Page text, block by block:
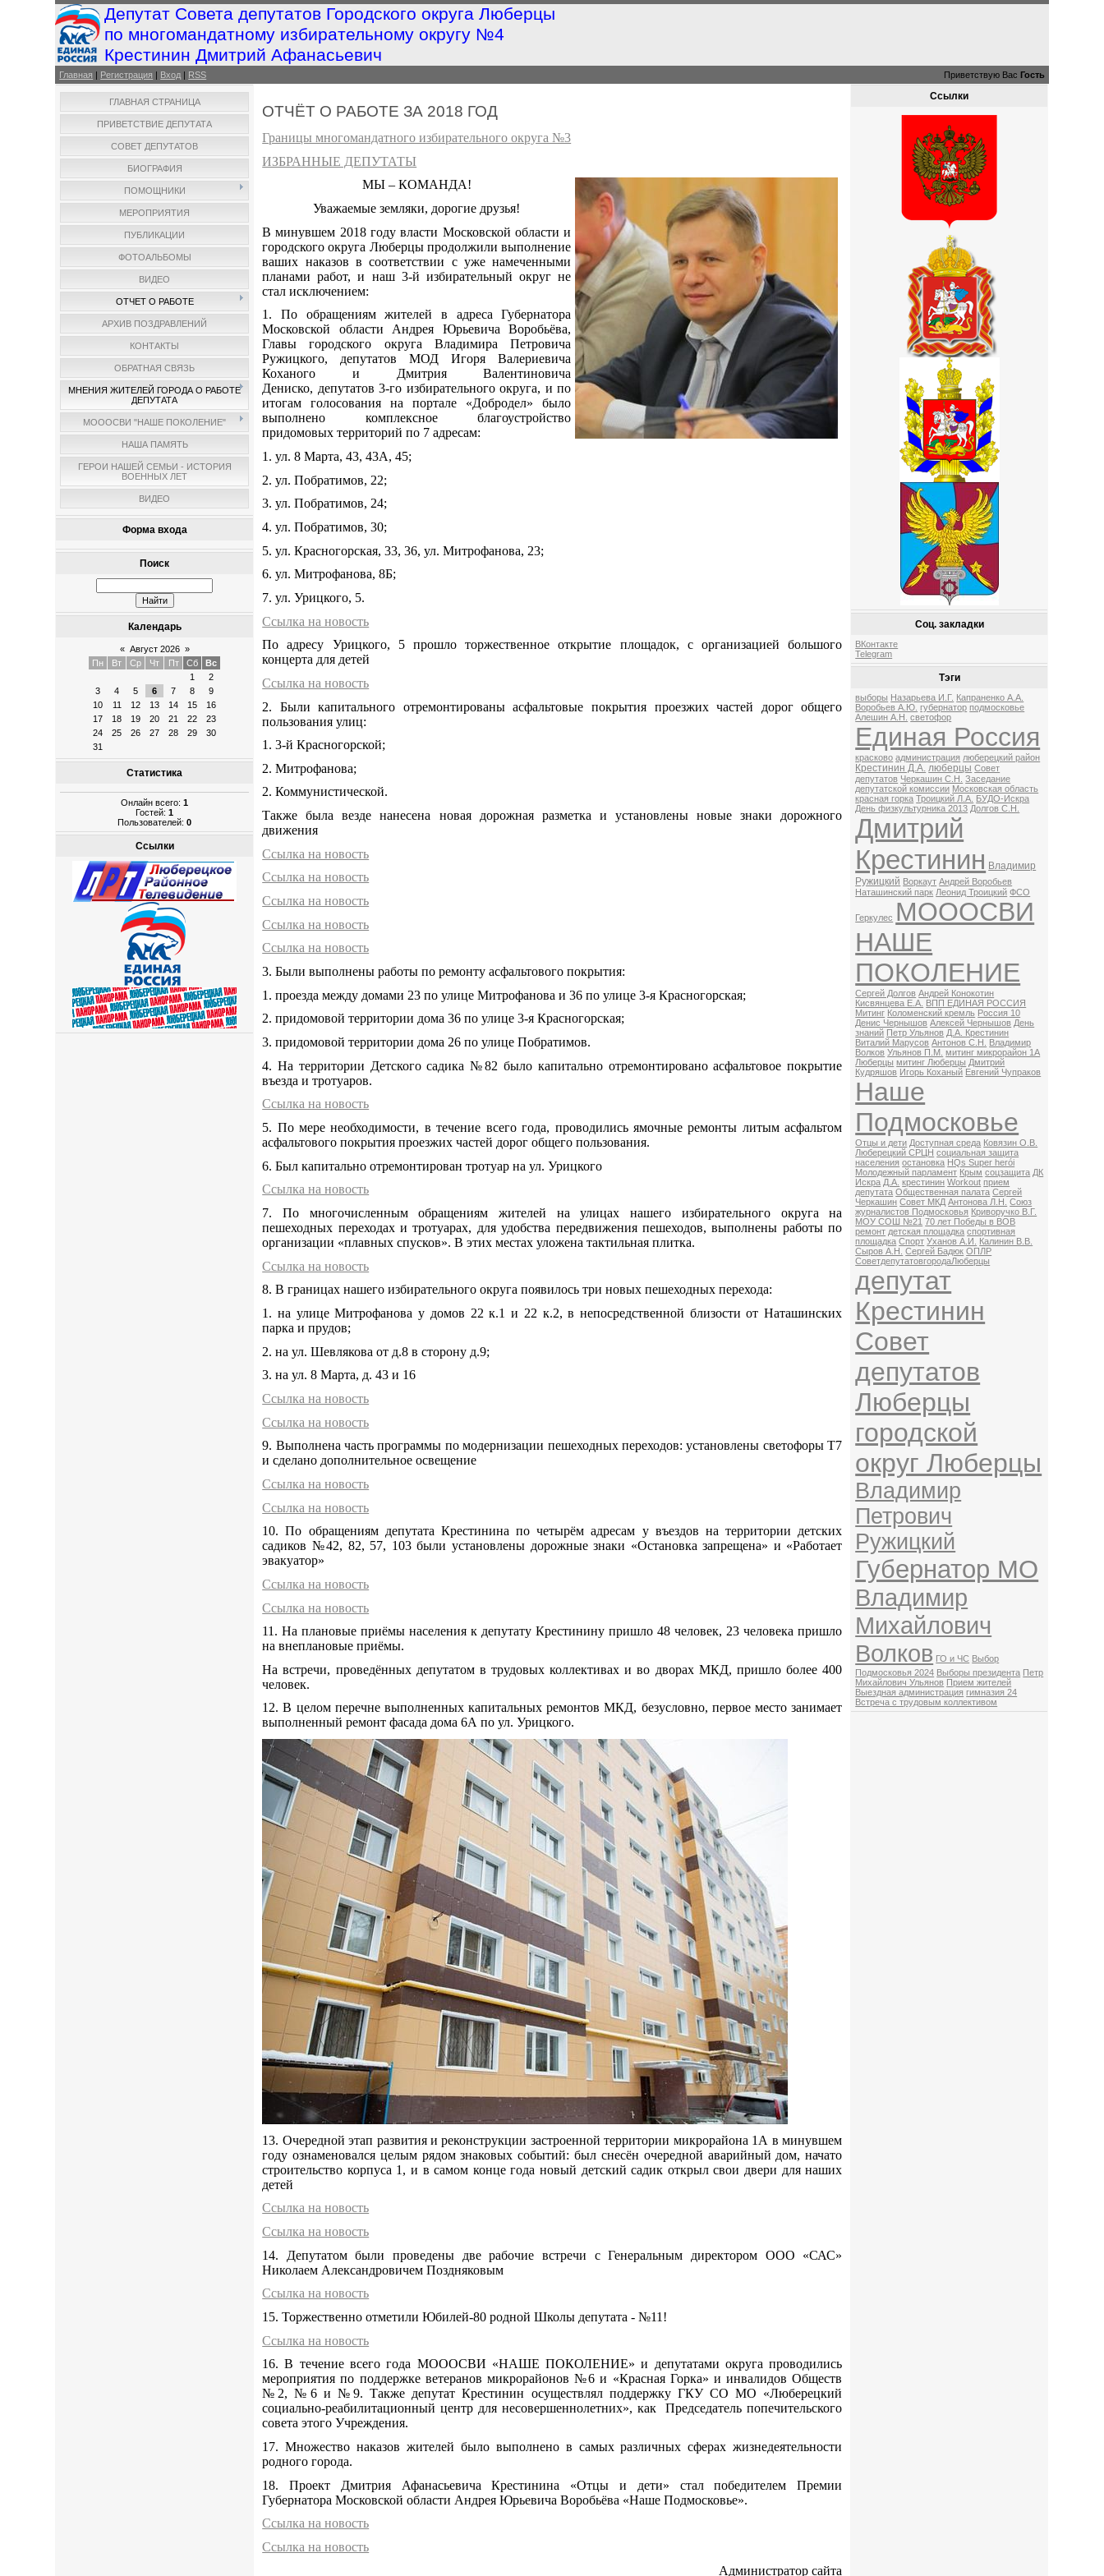
Депутат Совета депутатов Городского округа Люберцы
по многомандатному избирательному округу №4
Крестинин Дмитрий Афанасьевич
Главная | Регистрация | Вход | RSS Приветствую Вас Гость
ГЛАВНАЯ СТРАНИЦА
ПРИВЕТСТВИЕ ДЕПУТАТА
СОВЕТ ДЕПУТАТОВ
БИОГРАФИЯ
ПОМОЩНИКИ
МЕРОПРИЯТИЯ
ПУБЛИКАЦИИ
ФОТОАЛЬБОМЫ
ВИДЕО
ОТЧЕТ О РАБОТЕ
АРХИВ ПОЗДРАВЛЕНИЙ
КОНТАКТЫ
ОБРАТНАЯ СВЯЗЬ
МНЕНИЯ ЖИТЕЛЕЙ ГОРОДА О РАБОТЕ
ДЕПУТАТА
МОООСВИ "НАШЕ ПОКОЛЕНИЕ"
НАША ПАМЯТЬ
ГЕРОИ НАШЕЙ СЕМЬИ - ИСТОРИЯ
ВОЕННЫХ ЛЕТ
ВИДЕО
Форма входа
Поиск
Календарь
« Август 2026 »
Пн
Вт Ср Чт Пт Сб
Вс
1
2
3
4 5 6 7 8
9
10
11 12 13 14 15
16
17
18 19 20 21 22
23
24
25 26 27 28 29
30
31
Статистика
Онлайн всего:1
Гостей:1
Пользователей:0
Ссылки
ОТЧЁТ О РАБОТЕ ЗА 2018 ГОД
Границы многомандатного избирательного округа №3
ИЗБРАННЫЕ ДЕПУТАТЫ
МЫ – КОМАНДА!
Уважаемые земляки, дорогие друзья!
В минувшем 2018 году власти Московской области и
городского округа Люберцы продолжили выполнение
ваших наказов в соответствии с уже намеченными
планами работ, и наш 3-й избирательный округ не
стал исключением:
1. По обращениям жителей в адреса Губернатора
Московской области Андрея Юрьевича Воробьёва,
Главы городского округа Владимира Петровича
Ружицкого, депутатов МОД Игоря Валериевича
Коханого и Дмитрия Валентиновича
Дениско, депутатов 3-го избирательного округа, и по
итогам голосования на портале «Добродел» было
выполнено комплексное благоустройство
придомовых территорий по 7 адресам:
1. ул. 8 Марта, 43, 43А, 45;
2. ул. Побратимов, 22;
3. ул. Побратимов, 24;
4. ул. Побратимов, 30;
5. ул. Красногорская, 33, 36, ул. Митрофанова, 23;
6. ул. Митрофанова, 8Б;
7. ул. Урицкого, 5.
Ссылка на новость
По адресу Урицкого, 5 прошло торжественное открытие площадок, с организацией большого
концерта для детей
Ссылка на новость
2. Были капитального отремонтированы асфальтовые покрытия проезжих частей дорог общего
пользования улиц:
1. 3-й Красногорской;
2. Митрофанова;
2. Коммунистической.
Также была везде нанесена новая дорожная разметка и установлены новые знаки дорожного
движения
Ссылка на новость
Ссылка на новость
Ссылка на новость
Ссылка на новость
Ссылка на новость
3. Были выполнены работы по ремонту асфальтового покрытия:
1. проезда между домами 23 по улице Митрофанова и 36 по улице 3-я Красногорская;
2. придомовой территории дома 36 по улице 3-я Красногорская;
3. придомовой территории дома 26 по улице Побратимов.
4. На территории Детского садика №82 было капитально отремонтировано асфальтовое покрытие
въезда и тротуаров.
Ссылка на новость
5. По мере необходимости, в течение всего года, проводились ямочные ремонты литым асфальтом
асфальтового покрытия проезжих частей дорог общего пользования.
6. Был капитально отремонтирован тротуар на ул. Урицкого
Ссылка на новость
7. По многочисленным обращениям жителей на улицах нашего избирательного округа на
пешеходных переходах и тротуарах, для удобства передвижения пешеходов, выполнены работы по
организации «плавных спусков». В этих местах уложена тактильная плитка.
Ссылка на новость
8. В границах нашего избирательного округа появилось три новых пешеходных перехода:
1. на улице Митрофанова у домов 22 к.1 и 22 к.2, в непосредственной близости от Наташинских
парка и прудов;
2. на ул. Шевлякова от д.8 в сторону д.9;
3. на ул. 8 Марта, д. 43 и 16
Ссылка на новость
Ссылка на новость
9. Выполнена часть программы по модернизации пешеходных переходов: установлены светофоры Т7
и сделано дополнительное освещение
Ссылка на новость
Ссылка на новость
10. По обращениям депутата Крестинина по четырём адресам у въездов на территории детских
садиков №42, 82, 57, 103 были установлены дорожные знаки «Остановка запрещена» и «Работает
эвакуатор»
Ссылка на новость
Ссылка на новость
11. На плановые приёмы населения к депутату Крестинину пришло 48 человек, 23 человека пришло
на внеплановые приёмы.
На встречи, проведённых депутатом в трудовых коллективах и во дворах МКД, пришло более 400
человек.
12. В целом перечне выполненных капитальных ремонтов МКД, безусловно, первое место занимает
выполненный ремонт фасада дома 6А по ул. Урицкого.
13. Очередной этап развития и реконструкции застроенной территории микрорайона 1А в минувшем
году ознаменовался целым рядом знаковых событий: был снесён очередной аварийный дом, начато
строительство корпуса 1, и в самом конце года новый детский садик открыл свои двери для наших
детей
Ссылка на новость
Ссылка на новость
14. Депутатом были проведены две рабочие встречи с Генеральным директором ООО «САС»
Николаем Александровичем Поздняковым
Ссылка на новость
15. Торжественно отметили Юбилей-80 родной Школы депутата - №11!
Ссылка на новость
16. В течение всего года МОООСВИ «НАШЕ ПОКОЛЕНИЕ» и депутатами округа проводились
мероприятия по поддержке ветеранов микрорайонов №6 и «Красная Горка» и инвалидов Обществ
№2, №6 и №9. Также депутат Крестинин осуществлял поддержку ГКУ СО МО «Люберецкий
социально-реабилитационный центр для несовершеннолетних», как Председатель попечительского
совета этого Учреждения.
17. Множество наказов жителей было выполнено в самых различных сферах жизнедеятельности
родного города.
18. Проект Дмитрия Афанасьевича Крестинина «Отцы и дети» стал победителем Премии
Губернатора Московской области Андрея Юрьевича Воробьёва «Наше Подмосковье».
Ссылка на новость
Ссылка на новость
Администратор сайта
Ссылки
Соц. закладки
ВКонтакте
Telegram
Тэги
выборы Назарьева И.Г. Капраненко А.А.
Воробьев А.Ю. губернатор подмосковье
Алешин А.Н.
светофор
Единая Россия
красково администрация люберецкий район
Крестинин Д.А. люберцы Совет
депутатов Черкашин С.Н.
Заседание
депутатской комиссии Московская область
красная горка Троицкий Л.А. БУДО-Искра
День физкультурника 2013 Долгов С.Н.
Дмитрий
Крестинин Владимир
Ружицкий Воркаут Андрей Воробьев
Наташинский парк Леонид Троицкий ФСО
Геркулес МОООСВИ
НАШЕ
ПОКОЛЕНИЕ
Сергей Долгов Андрей Конокотин
Кисвянцева Е.А. ВПП ЕДИНАЯ РОССИЯ
Митинг Коломенский кремль Россия 10
Денис Чернышов Алексей Чернышов День
знаний Петр Ульянов Д.А. Крестинин
Виталий Марусов Антонов С.Н.
Владимир
Волков Ульянов П.М. митинг микрорайон 1А
Люберцы митинг Люберцы Дмитрий
Кудряшов Игорь Коханый Евгений Чупраков
Наше
Подмосковье
Отцы и дети Доступная среда Ковязин О.В.
Люберецкий СРЦН социальная защита
населения остановка HQs Super herói
Молодежный парламент Крым соцзащита ДК
Искра Д.А. крестинин Workout прием
депутата Общественная палата Сергей
Черкашин Совет МКД Антонова Л.Н.
Союз
журналистов Подмосковья Криворучко В.Г.
МОУ СОШ №21 70 лет Победы в ВОВ
ремонт детская площадка спортивная
площадка Спорт Уханов А.И.
Калинин В.В.
Сыров А.Н.
Сергей Бадюк ОПЛР
СоветдепутатовгородаЛюберцы
депутат
Крестинин
Совет
депутатов
Люберцы
городской
округ Люберцы
Владимир
Петрович
Ружицкий
Губернатор МО
Владимир
Михайлович
Волков ГО и ЧС Выбор
Подмосковья 2024 Выборы президента Петр
Михайлович Ульянов Прием жителей
Выездная администрация гимназия 24
Встреча с трудовым коллективом